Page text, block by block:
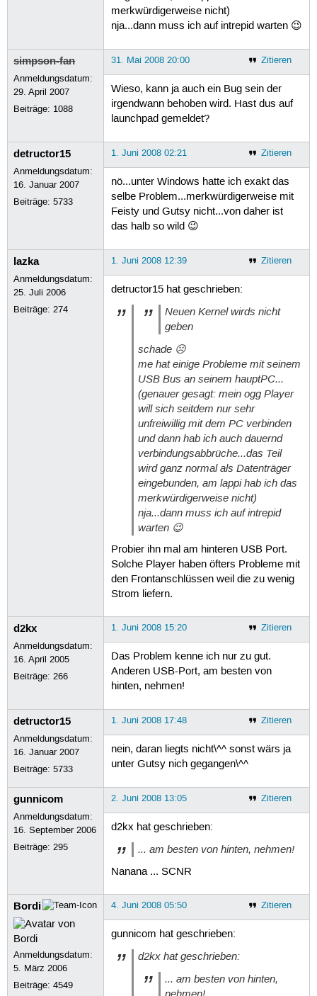
merkwürdigerweise nicht)
nja...dann muss ich auf intrepid warten 😉
simpson-fan
Anmeldungsdatum:
29. April 2007
Beiträge: 1088
Zitieren
31. Mai 2008 20:00
Wieso, kann ja auch ein Bug sein der
irgendwann behoben wird. Hast dus auf
launchpad gemeldet?
detructor15
Anmeldungsdatum:
16. Januar 2007
Beiträge:5733
Zitieren
1. Juni 2008 02:21
nö...unter Windows hatte ich exakt das
selbe Problem...merkwürdigerweise mit
Feisty und Gutsy nicht...von daher ist
das halb so wild 😉
lazka
Anmeldungsdatum:
25. Juli 2006
Beiträge:274
Zitieren
1. Juni 2008 12:39
detructor15 hat geschrieben:
Neuen Kernel wirds nicht
geben
schade ☹
me hat einige Probleme mit seinem
USB Bus an seinem hauptPC...
(genauer gesagt: mein ogg Player
will sich seitdem nur sehr
unfreiwillig mit dem PC verbinden
und dann hab ich auch dauernd
verbindungsabbrüche...das Teil
wird ganz normal als Datenträger
eingebunden, am lappi hab ich das
merkwürdigerweise nicht)
nja...dann muss ich auf intrepid
warten 😉
Probier ihn mal am hinteren USB Port.
Solche Player haben öfters Probleme mit
den Frontanschlüssen weil die zu wenig
Strom liefern.
d2kx
Anmeldungsdatum:
16. April 2005
Beiträge:266
Zitieren
1. Juni 2008 15:20
Das Problem kenne ich nur zu gut.
Anderen USB-Port, am besten von
hinten, nehmen!
detructor15
Anmeldungsdatum:
16. Januar 2007
Beiträge:5733
Zitieren
1. Juni 2008 17:48
nein, daran liegts nicht\^^ sonst wärs ja
unter Gutsy nich gegangen\^^
gunnicom
Anmeldungsdatum:
16. September 2006
Beiträge:295
Zitieren
2. Juni 2008 13:05
d2kx hat geschrieben:
... am besten von hinten, nehmen!
Nanana ... SCNR
Bordi
Anmeldungsdatum:
5. März 2006
Beiträge:4549
Zitieren
4. Juni 2008 05:50
gunnicom hat geschrieben:
d2kx hat geschrieben:
... am besten von hinten,